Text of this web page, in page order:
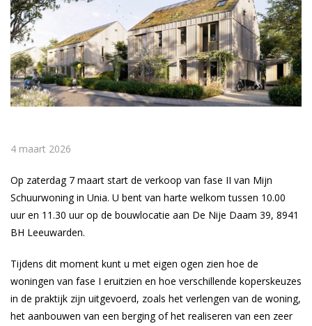
4 maart 2026
Op zaterdag 7 maart start de verkoop van fase II van Mijn
Schuurwoning in Unia. U bent van harte welkom tussen 10.00
uur en 11.30 uur op de bouwlocatie aan De Nije Daam 39, 8941
BH Leeuwarden.
Tijdens dit moment kunt u met eigen ogen zien hoe de
woningen van fase I eruitzien en hoe verschillende koperskeuzes
in de praktijk zijn uitgevoerd, zoals het verlengen van de woning,
het aanbouwen van een berging of het realiseren van een zeer